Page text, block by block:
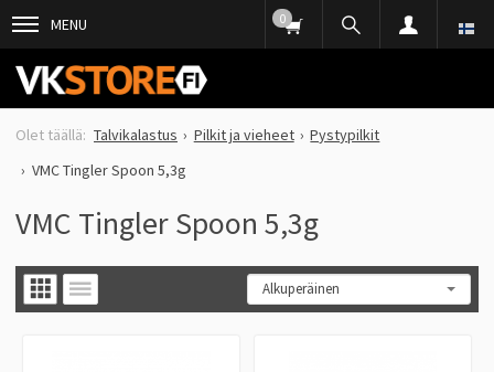
MENU 0
Talvikalastus Pilkit ja vieheet
Pystypilkit
VMC Tingler Spoon 5,3g
VMC Tingler Spoon 5,3g